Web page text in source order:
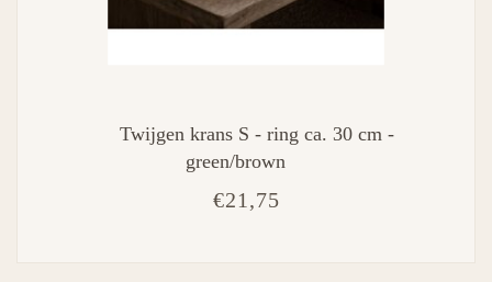
Twijgen krans S - ring ca. 30 cm -
green/brown
€21,75